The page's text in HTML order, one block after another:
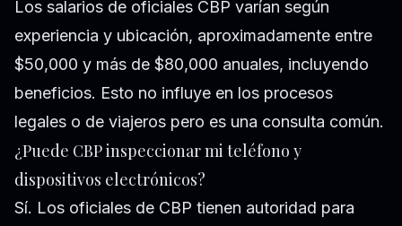
Los salarios de oficiales CBP varían según
experiencia y ubicación, aproximadamente entre
$50,000 y más de $80,000 anuales, incluyendo
beneficios. Esto no influye en los procesos
legales o de viajeros pero es una consulta común.
¿Puede CBP inspeccionar mi teléfono y
dispositivos electrónicos?
Sí. Los oficiales de CBP tienen autoridad para